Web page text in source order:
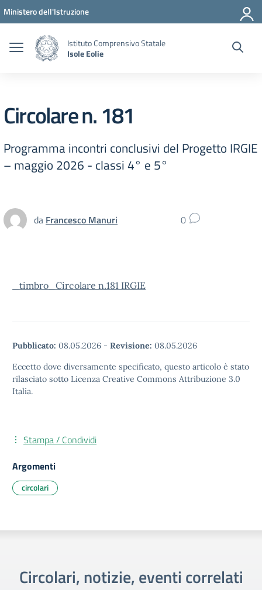
Vai ai contenuti
Vai al menu di navigazione
Vai al footer
Ministero dell'Istruzione
Istituto Comprensivo Statale
Isole Eolie
Circolare n. 181
Programma incontri conclusivi del Progetto IRGIE
– maggio 2026 - classi 4° e 5°
da Francesco Manuri 0
_timbro_Circolare n.181 IRGIE
Pubblicato: 08.05.2026 - Revisione: 08.05.2026
Eccetto dove diversamente specificato, questo articolo è stato
rilasciato sotto Licenza Creative Commons Attribuzione 3.0
Italia.
Stampa / Condividi
Argomenti
circolari
Circolari, notizie, eventi correlati